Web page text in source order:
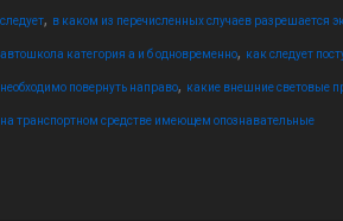
следует, в каком из перечисленных случаев разрешается
автошкола категория а и б одновременно, как следует
необходимо повернуть направо, какие внешние световые
на транспортном средстве имеющем опознавательные